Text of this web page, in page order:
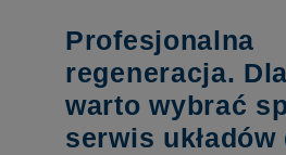
Profesjonalna
regeneracja.
warto wybrać
serwis